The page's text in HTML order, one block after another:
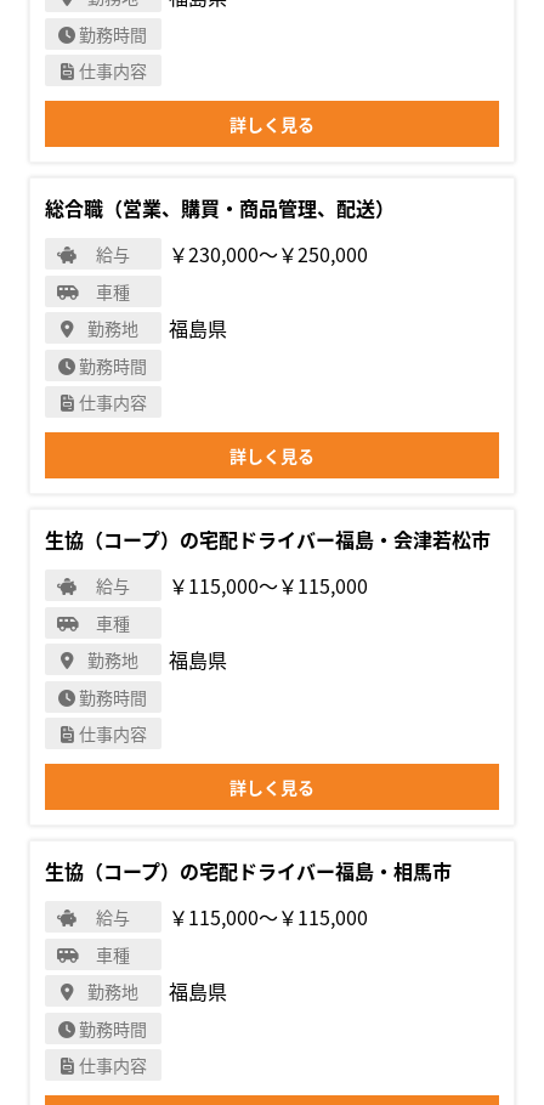
勤務時間
仕事内容
詳しく見る
総合職（営業、購買・商品管理、配送）
給与 ￥230,000〜￥250,000
車種
勤務地
福島県
勤務時間
仕事内容
詳しく見る
生協（コープ）の宅配ドライバー福島・会津若松市
給与 ￥115,000〜￥115,000
車種
勤務地
福島県
勤務時間
仕事内容
詳しく見る
生協（コープ）の宅配ドライバー福島・相馬市
給与 ￥115,000〜￥115,000
車種
勤務地
福島県
勤務時間
仕事内容